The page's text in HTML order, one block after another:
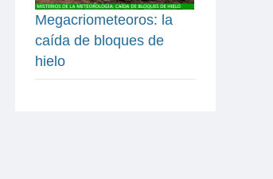
Megacriometeoros: la
caída de bloques de
hielo